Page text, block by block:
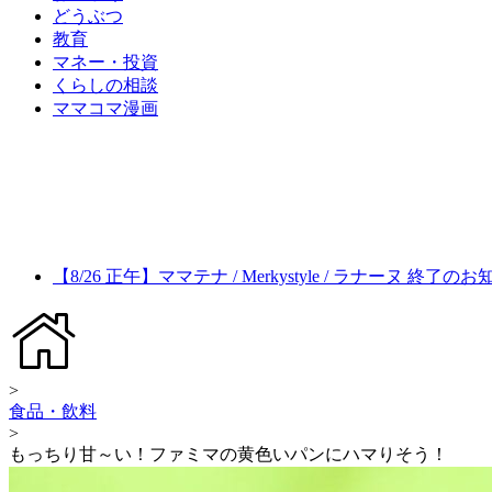
どうぶつ
教育
マネー・投資
くらしの相談
ママコマ漫画
【8/26 正午】ママテナ / Merkystyle / ラナーヌ 終了のお
>
食品・飲料
>
もっちり甘～い！ファミマの黄色いパンにハマりそう！